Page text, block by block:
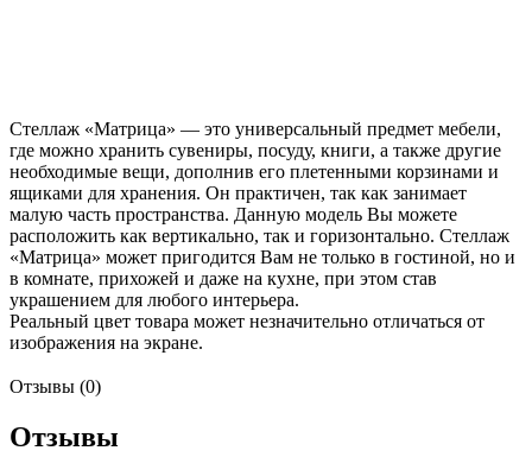
Стеллаж «Матрица» — это универсальный предмет мебели,
где можно хранить сувениры, посуду, книги, а также другие
необходимые вещи, дополнив его плетенными корзинами и
ящиками для хранения. Он практичен, так как занимает
малую часть пространства. Данную модель Вы можете
расположить как вертикально, так и горизонтально. Стеллаж
«Матрица» может пригодится Вам не только в гостиной, но и
в комнате, прихожей и даже на кухне, при этом став
украшением для любого интерьера.
Реальный цвет товара может незначительно отличаться от
изображения на экране.
Отзывы (0)
Отзывы